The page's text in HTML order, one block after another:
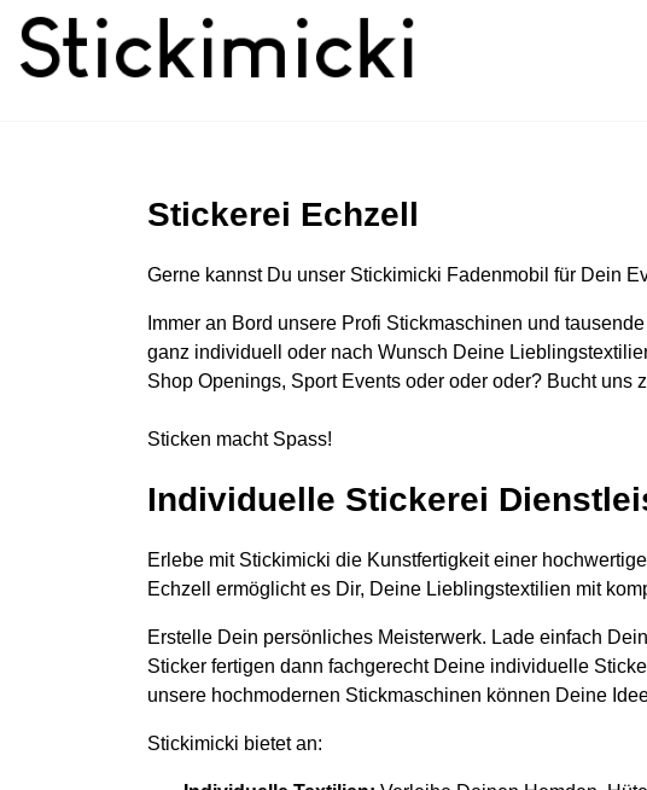
Stickerei Echzell
Gerne kannst Du unser Stickimicki Fadenmobil für Dein
Immer an Bord unsere Profi Stickmaschinen und
ganz individuell oder nach Wunsch Deine
Shop Openings, Sport Events oder oder oder? Bucht uns
Sticken macht Spass!
Individuelle Stickerei
Erlebe mit Stickimicki die Kunstfertigkeit einer
Echzell ermöglicht es Dir, Deine Lieblingstextilien mit
Erstelle Dein persönliches Meisterwerk. Lade einfach
Sticker fertigen dann fachgerecht Deine individuelle
unsere hochmodernen Stickmaschinen können Deine
Stickimicki bietet an: